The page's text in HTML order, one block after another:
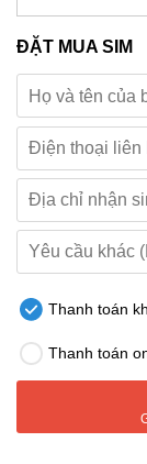
ĐẶT MUA SIM
Thanh toán
Thanh toán